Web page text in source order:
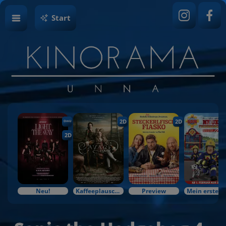
Start
OmU
2D
Neu!
2D
Kaffeeplausch & Kinozauber
2D
Preview